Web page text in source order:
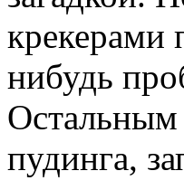
крекерами
нибудь
Остальным
пудинга,